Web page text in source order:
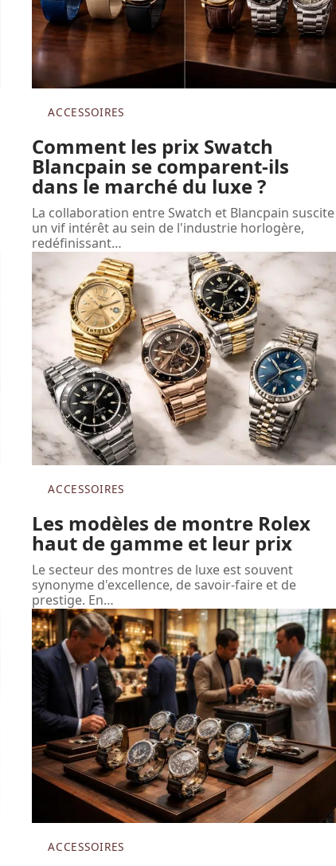
ACCESSOIRES
Comment les prix Swatch
Blancpain se comparent-ils
dans le marché du luxe ?
La collaboration entre Swatch et Blancpain suscite
un vif intérêt au sein de l'industrie horlogère,
redéfinissant…
ACCESSOIRES
Les modèles de montre Rolex
haut de gamme et leur prix
Le secteur des montres de luxe est souvent
synonyme d'excellence, de savoir-faire et de
prestige. En…
ACCESSOIRES